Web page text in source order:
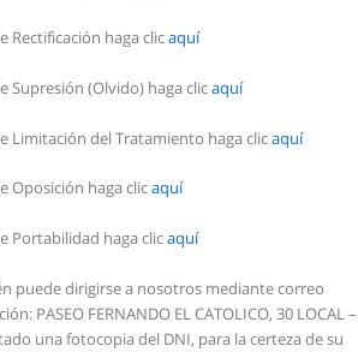
Rectificación haga clicaquí
Supresión (Olvido) haga clicaquí
Limitación del Tratamiento haga clicaquí
Oposición haga clicaquí
Portabilidad haga clicaquí
puede dirigirse a nosotros mediante correo
PASEO FERNANDO EL CATOLICO, 30 LOCAL –
una fotocopia del DNI, para la certeza de su